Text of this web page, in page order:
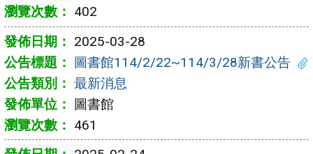
402
2025-03-28
圖書館114/2/22~114/3/28新書公告
最新消息
圖書館
461